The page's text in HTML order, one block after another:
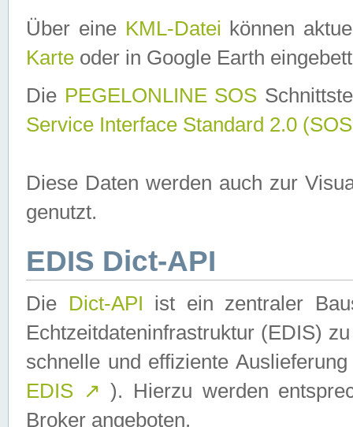
Über eine KML-Datei können
Karte oder in Google Earth
Die PEGELONLINE SOS
Service Interface Standard 2.0
Diese Daten werden auch zur
genutzt.
EDIS Dict-API
Die Dict-API ist ein zentraler
Echtzeitdateninfrastruktur (EDIS)
schnelle und effiziente
EDIS ↗ ). Hierzu werden
Broker angeboten.